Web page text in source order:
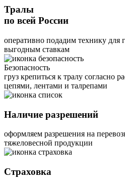
Тралы
по всей России
оперативно подадим технику для
выгодным ставкам
Безопасность
груз крепиться к тралу согласно
цепями, лентами и талрепами
Наличие разрешений
оформляем разрешения на
тяжеловесной продукции
Страховка